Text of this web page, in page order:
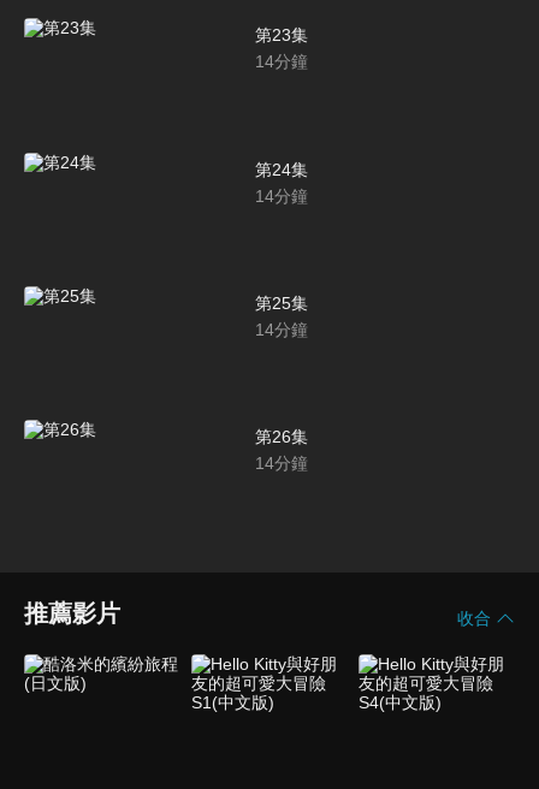
第23集
14分鐘
第24集
14分鐘
第25集
14分鐘
第26集
14分鐘
推薦影片 收合